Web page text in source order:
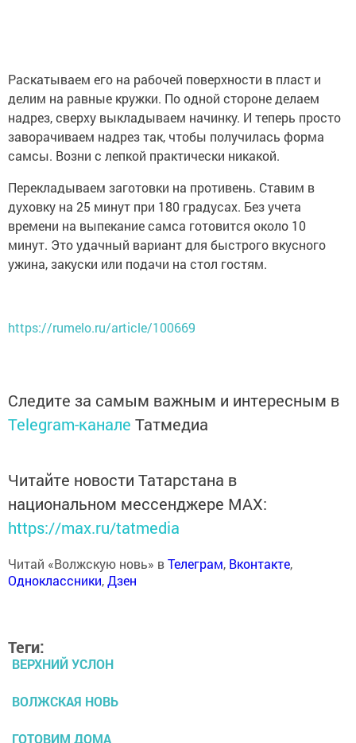
Раскатываем его на рабочей поверхности в пласт и
делим на равные кружки. По одной стороне делаем
надрез, сверху выкладываем начинку. И теперь просто
заворачиваем надрез так, чтобы получилась форма
самсы. Возни с лепкой практически никакой.
Перекладываем заготовки на противень. Ставим в
духовку на 25 минут при 180 градусах. Без учета
времени на выпекание самса готовится около 10
минут. Это удачный вариант для быстрого вкусного
ужина, закуски или подачи на стол гостям.
https://rumelo.ru/article/100669
Следите за самым важным и интересным в
Telegram-канале Татмедиа
Читайте новости Татарстана в
национальном мессенджере MАХ:
https://max.ru/tatmedia
Читай «Волжскую новь» вТелеграм, Вконтакте,
Одноклассники,Дзен
Теги:
ВЕРХНИЙ УСЛОН
ВОЛЖСКАЯ НОВЬ
ГОТОВИМ ДОМА